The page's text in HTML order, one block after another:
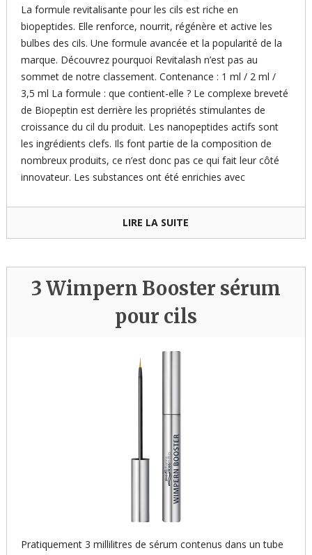
La formule revitalisante pour les cils est riche en
biopeptides. Elle renforce, nourrit, régénère et active les
bulbes des cils. Une formule avancée et la popularité de la
marque. Découvrez pourquoi Revitalash n’est pas au
sommet de notre classement. Contenance : 1 ml / 2 ml /
3,5 ml La formule : que contient-elle ? Le complexe breveté
de Biopeptin est derrière les propriétés stimulantes de
croissance du cil du produit. Les nanopeptides actifs sont
les ingrédients clefs. Ils font partie de la composition de
nombreux produits, ce n’est donc pas ce qui fait leur côté
innovateur. Les substances ont été enrichies avec
LIRE LA SUITE
3 Wimpern Booster sérum
pour cils
Pratiquement 3 millilitres de sérum contenus dans un tube